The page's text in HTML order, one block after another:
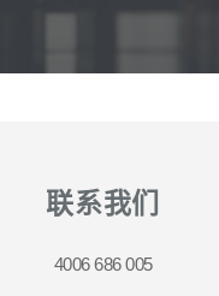
联系我们
4006 686 005